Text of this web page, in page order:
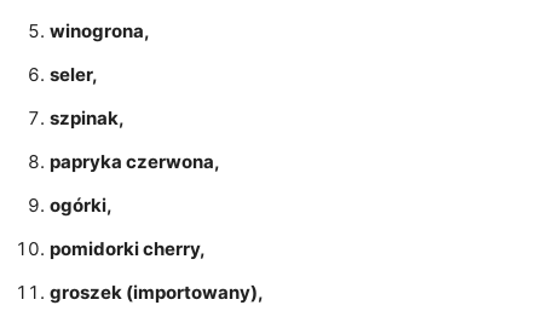
winogrona,
seler,
szpinak,
papryka czerwona,
ogórki,
pomidorki cherry,
groszek (importowany),